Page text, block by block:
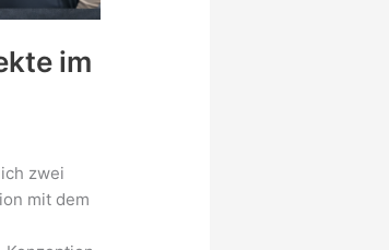
im
zwei
mit dem